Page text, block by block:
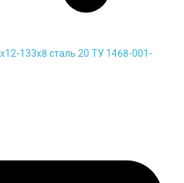
133х8 сталь 20 ТУ 1468-001-